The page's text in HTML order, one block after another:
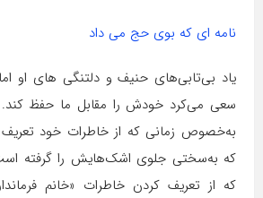
نامه ای که بوی حج می داد
یاد بی‌تابی‌های حنیف و دلتنگی های او
سعی می‌کرد خودش را مقابل ما حفظ
به‌خصوص زمانی که از خاطرات خود
که به‌سختی جلوی اشک‌هایش را گرفته
که از تعریف کردن خاطرات «خانم